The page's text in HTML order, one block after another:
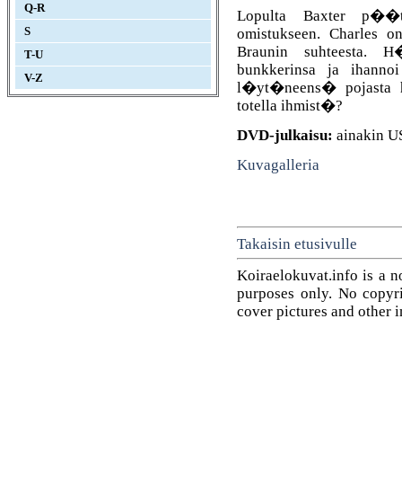
Q-R
S
T-U
V-Z
Lopulta Baxter
omistukseen. Charles
Braunin suhteesta.
bunkkerinsa ja
l�yt�neens� pojasta
totella ihmist�?
DVD-julkaisu: ainakin
Kuvagalleria
Takaisin etusivulle
Koiraelokuvat.info is a
purposes only. No
cover pictures and other